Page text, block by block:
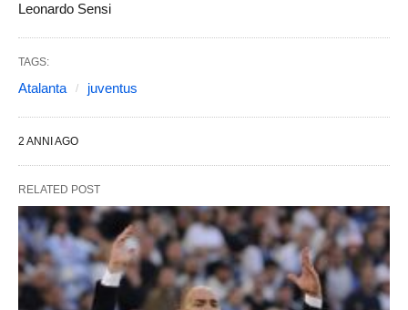
Leonardo Sensi
TAGS:
Atalanta juventus
2 ANNI AGO
RELATED POST